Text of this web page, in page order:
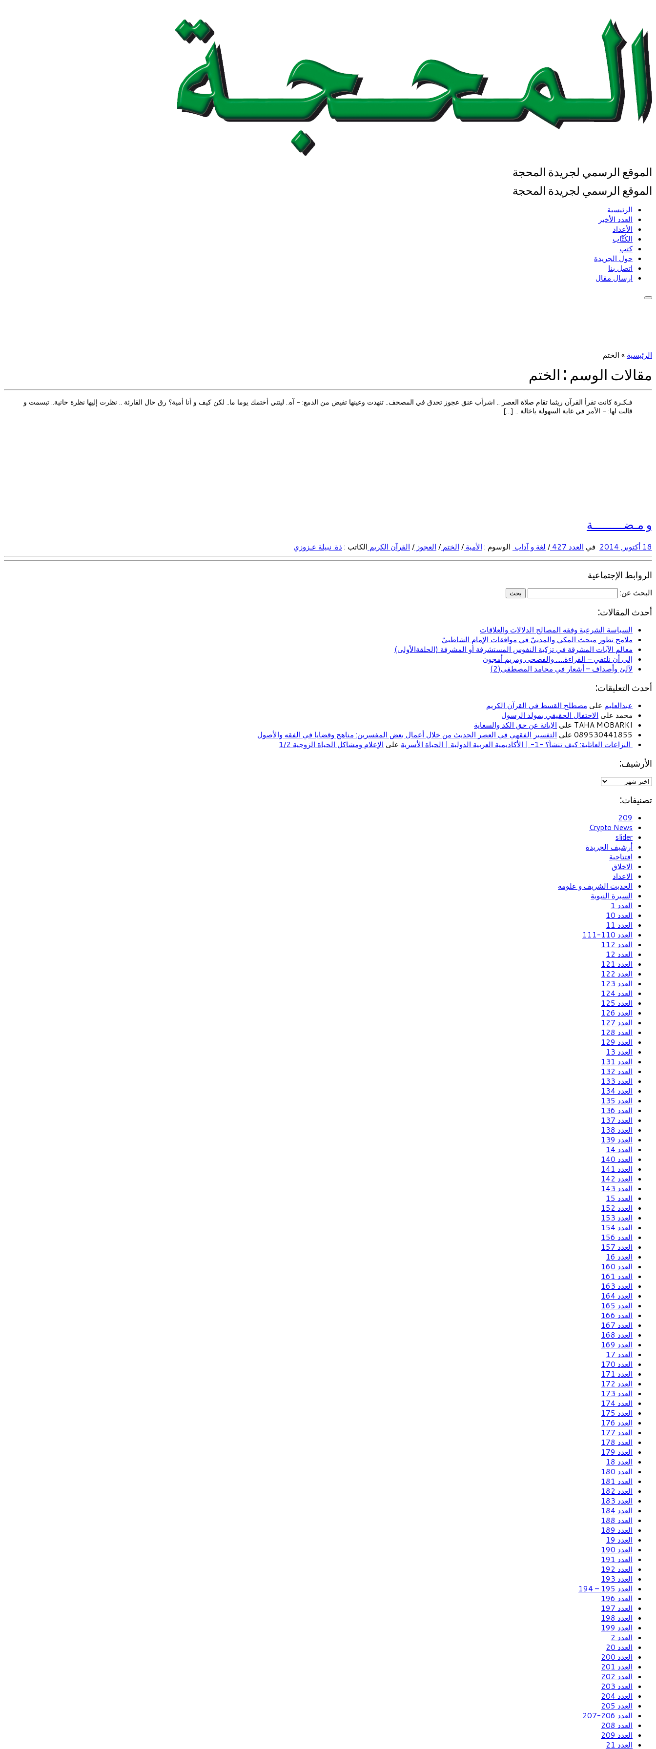
الموقع الرسمي لجريدة المحجة
الموقع الرسمي لجريدة المحجة
الرئيسية
العدد الأخير
الأعداد
الكُتَّاب
كتب
حول الجريدة
اتصل بنا
ارسال مقال
الرئيسية » الختم
مقالات الوسم : الختم
فـكـرة كانت تقرأ القرآن ريثما تقام صلاة العصر .. اشرأب عنق عجوز تحدق في المصحف.. تنهدت وعينها تفيض من الدمع: - آه.. ليتني أختمك يوما ما.. لكن كيف و أنا أمية؟ رق حال القارئة .. نظرت إليها نظرة حانية.. تبسمت و
قالت لها: - الأمر في غاية السهولة ياخالة .. […]
و مـضـــــــــة
18 أكتوبر, 2014 في العدد 427 / لغة و آداب الوسوم : الأمية / الختم / العجوز / القرآن الكريم الكاتب : ذة. نبيلة عـزوزي
الروابط الإجتماعية
البحث عن:
أحدث المقالات:
السياسة الشرعية وفقه المصالح الدلالات والعلاقات
ملامح تطور مبحث المكي والمدنيّ في موافقات الإمام الشاطبيّ
معالم الآيات المشرقة في تزكية النفوس المستشرفة أو المشرفة (الحلقةالأولى)
إلى أن نلتقي – القراءة….. والفصحى ومريم أمجون
لآلئ وأصداف – أشعار في محامد المصطفى(2)
أحدث التعليقات:
عبدالعليم على مصطلح القسط في القرآن الكريم
محمد على الاحتفال الحقيقي بمولد الرسول
TAHA MOBARKI على
الإبانة عن حق الكد والسعاية
089530441855 على
التفسير الفقهي في العصر الحديث من خلال أعمال بعض المفسرين: مناهج وقضايا في الفقه والأصول
النزاعات العائلية: كيف تنشأ؟ -1- | الأكاديمية العربية الدولية | الحياة الأسرية
على الإعلام ومشاكل الحياة الزوجية 1/2
الأرشيف:
تصنيفات:
209
Crypto News
slider
أرشيف الجريدة
افتتاحية
الاخلاق
الاعداد
الحديث الشريف و علومه
السيرة النبوية
العدد 1
العدد 10
العدد 11
العدد 110-111
العدد 112
العدد 12
العدد 121
العدد 122
العدد 123
العدد 124
العدد 125
العدد 126
العدد 127
العدد 128
العدد 129
العدد 13
العدد 131
العدد 132
العدد 133
العدد 134
العدد 135
العدد 136
العدد 137
العدد 138
العدد 139
العدد 14
العدد 140
العدد 141
العدد 142
العدد 143
العدد 15
العدد 152
العدد 153
العدد 154
العدد 156
العدد 157
العدد 16
العدد 160
العدد 161
العدد 163
العدد 164
العدد 165
العدد 166
العدد 167
العدد 168
العدد 169
العدد 17
العدد 170
العدد 171
العدد 172
العدد 173
العدد 174
العدد 175
العدد 176
العدد 177
العدد 178
العدد 179
العدد 18
العدد 180
العدد 181
العدد 182
العدد 183
العدد 184
العدد 188
العدد 189
العدد 19
العدد 190
العدد 191
العدد 192
العدد 193
العدد 195 – 194
العدد 196
العدد 197
العدد 198
العدد 199
العدد 2
العدد 20
العدد 200
العدد 201
العدد 202
العدد 203
العدد 204
العدد 205
العدد 206-207
العدد 208
العدد 209
العدد 21